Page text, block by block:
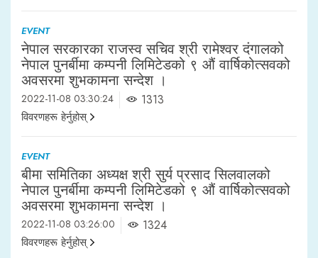
EVENT
नेपाल सरकारका राजस्व सचिव श्री रामेश्वर दंगालको
नेपाल पुनर्बीमा कम्पनी लिमिटेडको ९ औं वार्षिकोत्सवको
अवसरमा शुभकामना सन्देश ।
2022-11-08 03:30:24 1313
विवरणहरू हेर्नुहोस्
EVENT
बीमा समितिका अध्यक्ष श्री सुर्य प्रसाद सिलवालको
नेपाल पुनर्बीमा कम्पनी लिमिटेडको ९ औं वार्षिकोत्सवको
अवसरमा शुभकामना सन्देश ।
2022-11-08 03:26:00 1324
विवरणहरू हेर्नुहोस्